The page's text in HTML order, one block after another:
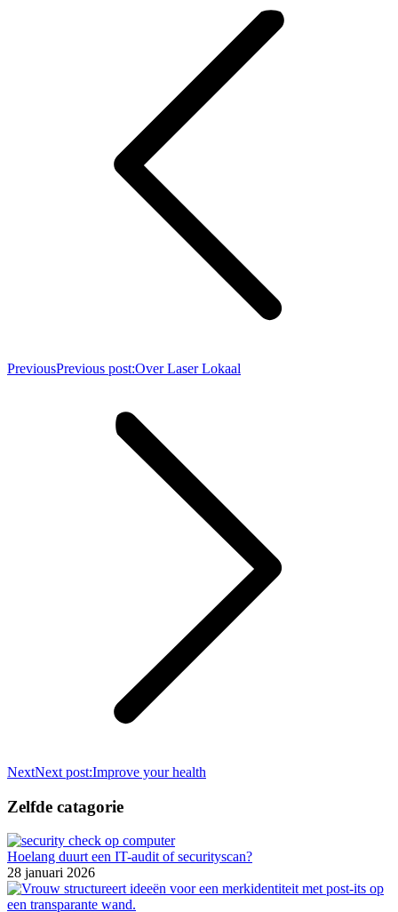
PreviousPrevious post:Over Laser Lokaal
NextNext post:Improve your health
Zelfde catagorie
Hoelang duurt een IT-audit of securityscan?
28 januari 2026